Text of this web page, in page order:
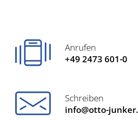
Anrufen
+49 2473 601-0
Schreiben
info@otto-